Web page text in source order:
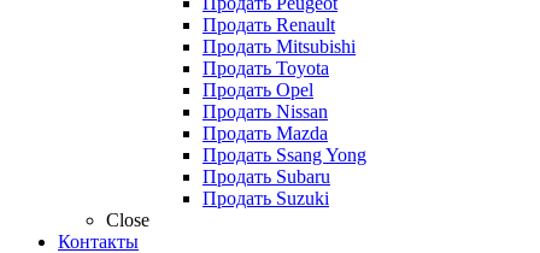
Продать Renault
Продать Mitsubishi
Продать Toyota
Продать Opel
Продать Nissan
Продать Mazda
Продать Ssang Yong
Продать Subaru
Продать Suzuki
Close
Контакты